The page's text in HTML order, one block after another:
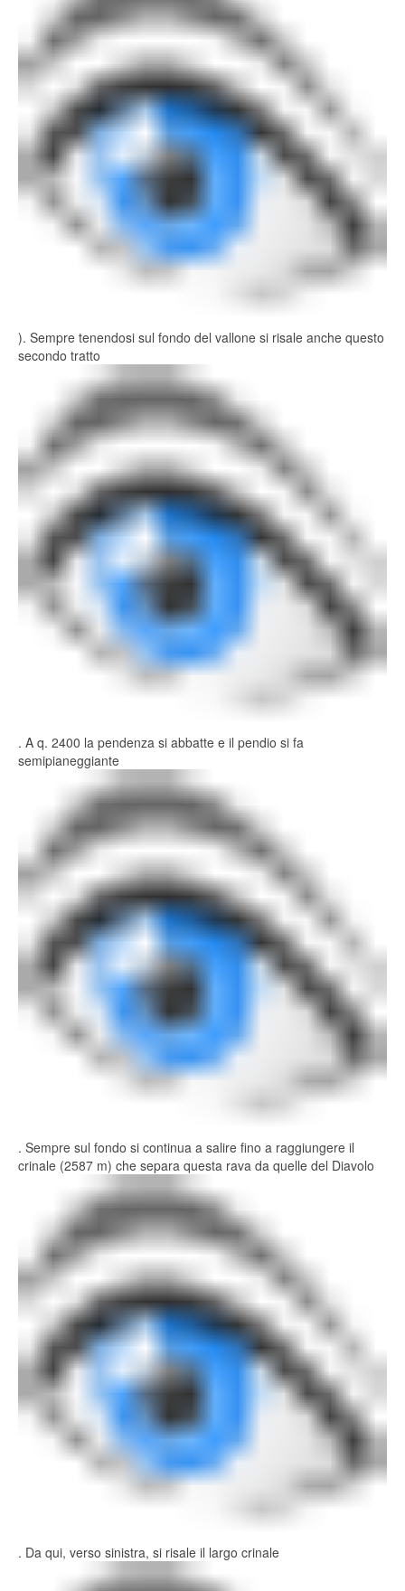
). Sempre tenendosi sul fondo del vallone si risale anche questo
secondo tratto
. A q. 2400 la pendenza si abbatte e il pendio si fa
semipianeggiante
. Sempre sul fondo si continua a salire fino a raggiungere il
crinale (2587 m) che separa questa rava da quelle del Diavolo
. Da qui, verso sinistra, si risale il largo crinale